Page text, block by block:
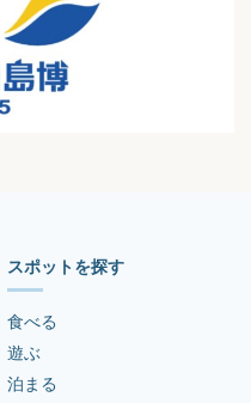
スポットを探す
食べる
遊ぶ
泊まる